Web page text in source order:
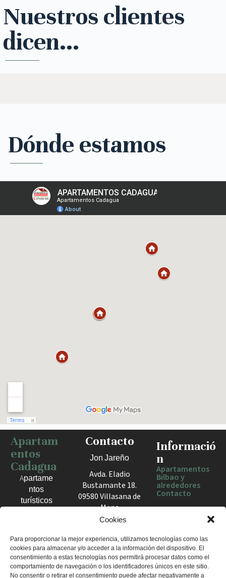
Cookies
Para proporcionar la mejor experiencia, utilizamos tecnologías como las
cookies para almacenar y/o acceder a la información del dispositivo. El
consentimiento a estas tecnologías nos permitirá procesar datos como el
comportamiento de navegación o los identificadores únicos en este sitio.
No consentir o retirar el consentimiento puede afectar negativamente a
Nuestros clientes
dicen...
Dónde estamos
Haz clic para activar el mapa
Apartam
entos
Cadagua
Apartame
ntos
turísticos
el Valle
de Mena.
Estancias
cómodas
Contacto
Jon Jareño
Avda. Eladio
Bustamante 18.
09580 Villasana de
Mena
España
+34 675 602
960
apartamentosc
Informació
n
Apartamentos
Bilbao y
alrededores
Contacto